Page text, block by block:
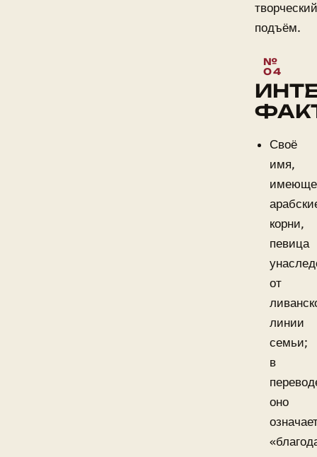
творческий
подъём.
Своё
имя,
корни,
певица
от
линии
семьи;
в
оно